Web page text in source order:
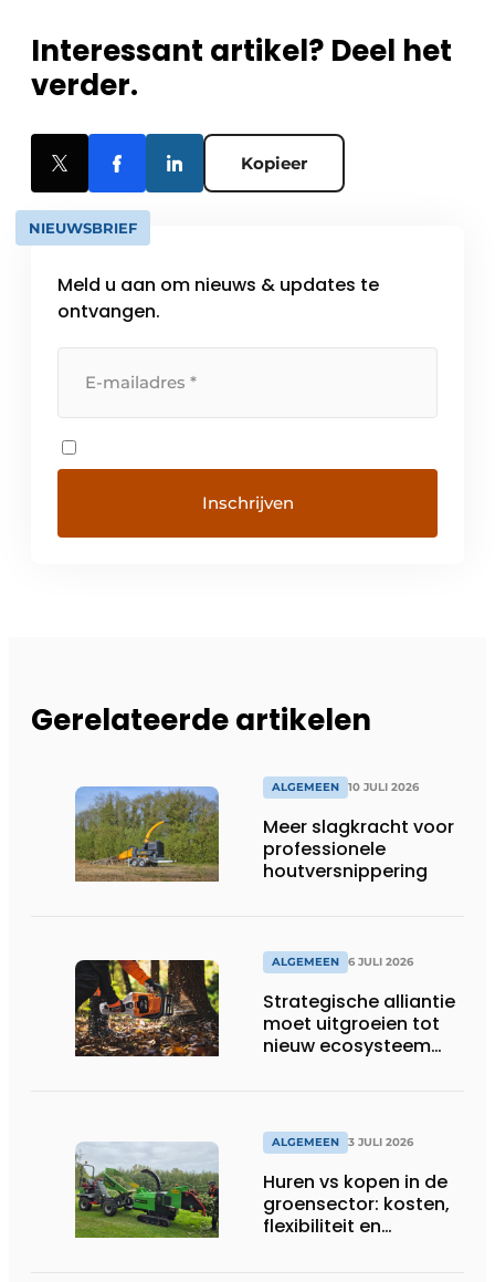
Interessant artikel? Deel het
verder.
Kopieer
NIEUWSBRIEF
Meld u aan om nieuws & updates te
ontvangen.
Gerelateerde artikelen
ALGEMEEN 10 JULI 2026
Meer slagkracht voor
professionele
houtversnippering
ALGEMEEN 6 JULI 2026
Strategische alliantie
moet uitgroeien tot
nieuw ecosysteem
ALGEMEEN 3 JULI 2026
Huren vs kopen in de
groensector: kosten,
flexibiliteit en